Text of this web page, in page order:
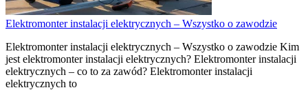
Elektromonter instalacji elektrycznych – Wszystko o zawodzie
Elektromonter instalacji elektrycznych – Wszystko o zawodzie Kim
jest elektromonter instalacji elektrycznych? Elektromonter instalacji
elektrycznych – co to za zawód? Elektromonter instalacji
elektrycznych to